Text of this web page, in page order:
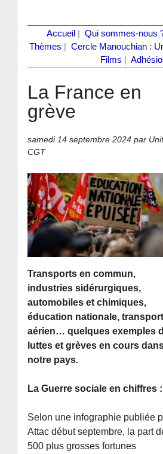
Accueil Qui sommes-nous
Thèmes
Cercle Manouchian :
Films
La France en
grève
samedi 14 septembre 2024 par
CGT
Transports en commun,
industries sidérurgiques,
automobiles et chimiques,
éducation nationale, transport
aérien… quelques exemples
luttes et grèves en cours
notre pays.
La Guerre sociale en chiffres :
Selon une infographie publiée
Attac début septembre, la part
500 plus grosses fortunes